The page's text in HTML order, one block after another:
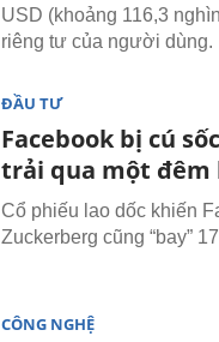
USD (khoảng 116,3
riêng tư của người dùng.
ĐẦU TƯ
Facebook bị cú
trải qua một đêm
Cổ phiếu lao dốc khiến
Zuckerberg cũng “bay”
CÔNG NGHỆ